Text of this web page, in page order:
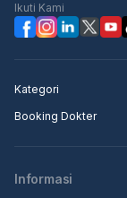
Ikuti Kami
Kategori
Booking Dokter
Informasi